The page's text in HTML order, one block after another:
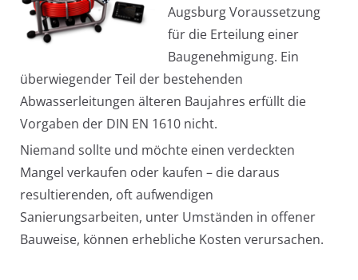
Augsburg Voraussetzung
für die Erteilung einer
Baugenehmigung. Ein
überwiegender Teil der bestehenden
Abwasserleitungen älteren Baujahres erfüllt die
Vorgaben der DIN EN 1610 nicht.
Niemand sollte und möchte einen verdeckten
Mangel verkaufen oder kaufen – die daraus
resultierenden, oft aufwendigen
Sanierungsarbeiten, unter Umständen in offener
Bauweise, können erhebliche Kosten verursachen.